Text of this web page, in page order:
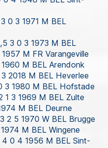
0 3 1971 M BEL
3 0 3 1973 M BEL
M FR Varangeville
M BEL Arendonk
2018 M BEL Heverlee
3 1980 M BEL Hofstade
1 3 1969 M BEL Zulte
M BEL Deurne
2 5 1970 W BEL Brugge
M BEL Wingene
4 0 4 1956 M BEL Sint-